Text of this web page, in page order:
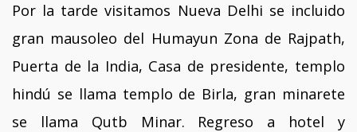
Por la tarde visitamos Nueva Delhi se incluido
gran mausoleo del Humayun Zona de Rajpath,
Puerta de la India, Casa de presidente, templo
hindú se llama templo de Birla, gran minarete
se llama Qutb Minar. Regreso a hotel y